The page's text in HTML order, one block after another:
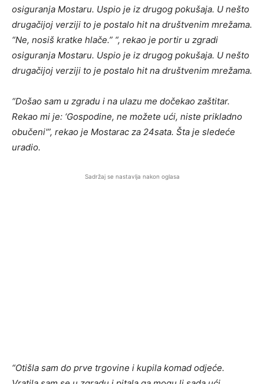
osiguranja Mostaru. Uspio je iz drugog pokušaja. U nešto
drugačijoj verziji to je postalo hit na društvenim mrežama.
“Ne, nosiš kratke hlače.” “, rekao je portir u zgradi
osiguranja Mostaru. Uspio je iz drugog pokušaja. U nešto
drugačijoj verziji to je postalo hit na društvenim mrežama.
“Došao sam u zgradu i na ulazu me dočekao zaštitar.
Rekao mi je: ‘Gospodine, ne možete ući, niste prikladno
obučeni'”, rekao je Mostarac za 24sata. Šta je sledeće
uradio.
Sadržaj se nastavlja nakon oglasa
“Otišla sam do prve trgovine i kupila komad odjeće.